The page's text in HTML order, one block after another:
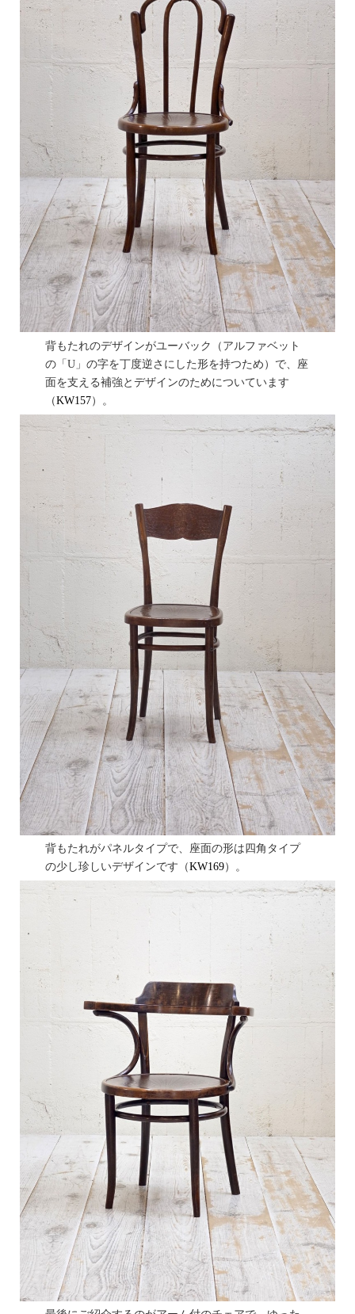
背もたれのデザインがユーバック（アルファベット
の「U」の字を丁度逆さにした形を持つため）で、座
面を支える補強とデザインのためについています
（KW157）。
背もたれがパネルタイプで、座面の形は四角タイプ
の少し珍しいデザインです（KW169）。